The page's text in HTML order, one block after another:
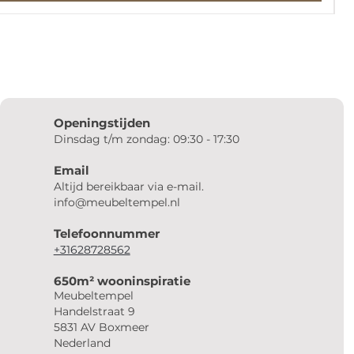
Openingstijden
Dinsdag t/m zondag: 09:30 - 17:30
Email
Altijd bereikbaar via e-mail.
info@meubeltempel.nl
Telefoonnummer
+31628728562
650m² wooninspiratie
Meubeltempel
Handelstraat 9
5831 AV Boxmeer
Nederland